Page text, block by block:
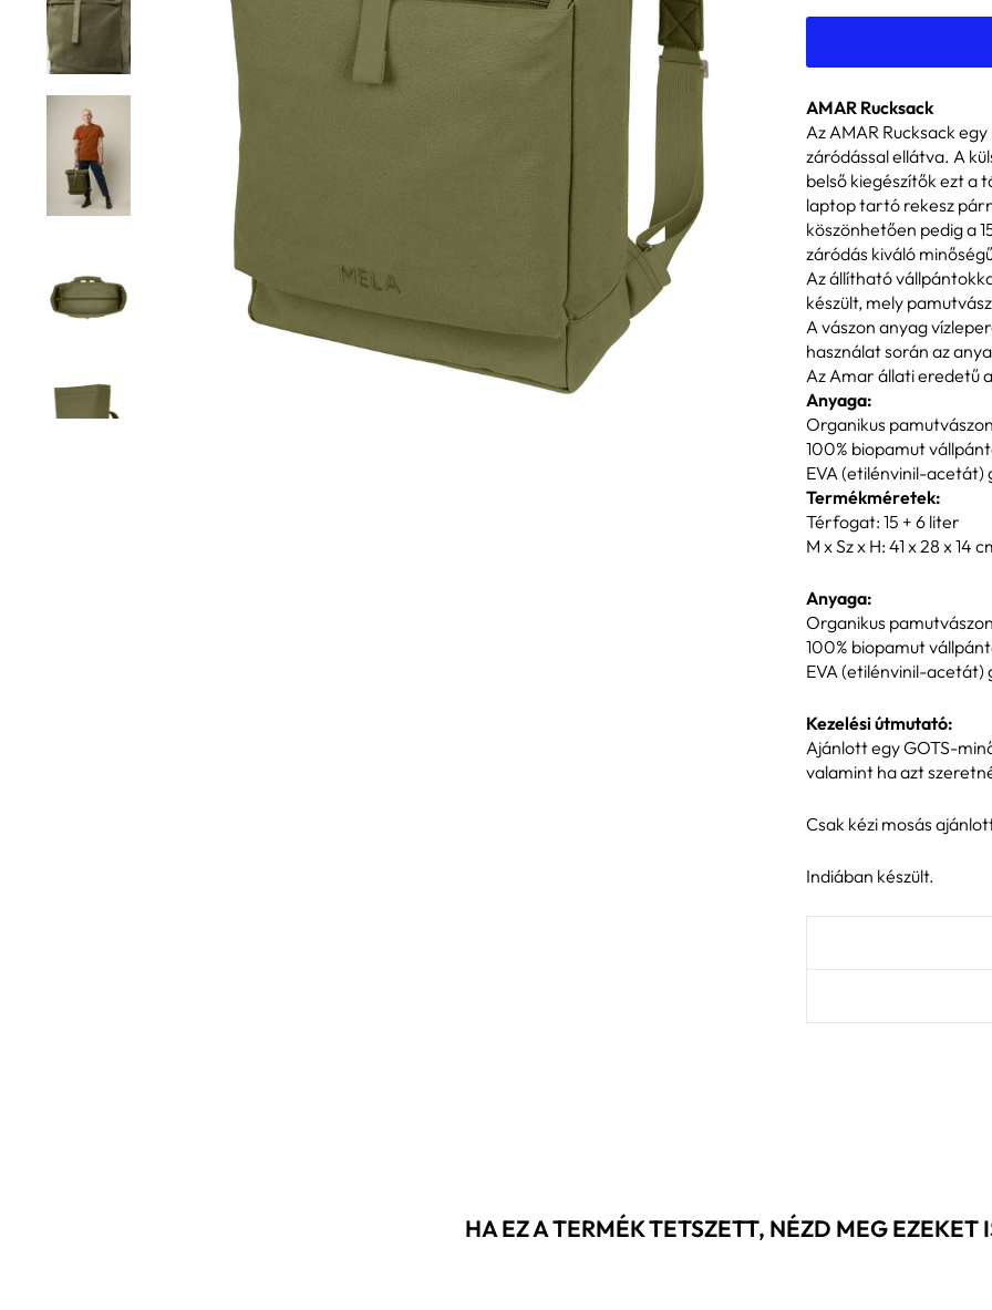
AMAR Rucksack
Az AMAR Rucksack
záródással ellátva. A
belső kiegészítők ezt a
laptop tartó rekesz
köszönhetően pedig a
záródás kiváló
Az állítható
készült, mely
A vászon anyag
használat során az
Az Amar állati eredetű
Anyaga:
Organikus
100% biopamut
EVA (etilénvinil-acetát)
Termékméretek:
Térfogat: 15 + 6 liter
M x Sz x H: 41 x 28 x 14
Anyaga:
Organikus
100% biopamut
EVA (etilénvinil-acetát)
Kezelési útmutató:
Ajánlott egy GOTS-
valamint ha azt
Csak kézi mosás
Indiában készült.
HA EZ A TERMÉK TETSZETT, NÉZD MEG EZEKET